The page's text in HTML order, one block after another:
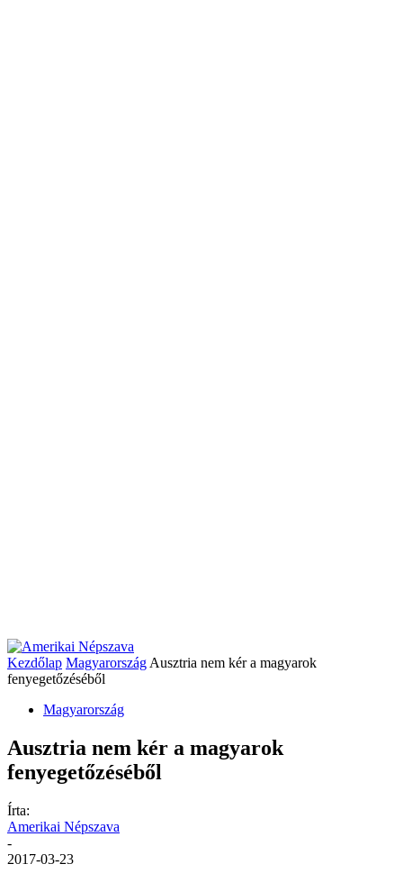
Kezdőlap Magyarország Ausztria nem kér a magyarok
fenyegetőzéséből
Magyarország
Ausztria nem kér a magyarok
fenyegetőzéséből
Írta:
Amerikai Népszava
-
2017-03-23